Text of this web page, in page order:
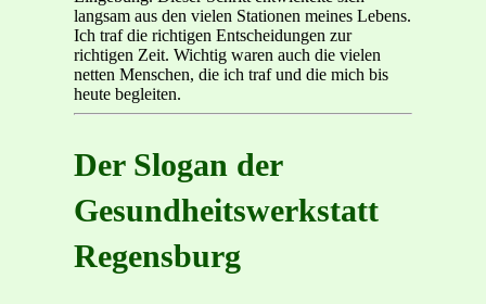
langsam aus den vielen Stationen meines Lebens.
Ich traf die richtigen Entscheidungen zur
richtigen Zeit. Wichtig waren auch die vielen
netten Menschen, die ich traf und die mich bis
heute begleiten.
Der Slogan der
Gesundheitswerkstatt
Regensburg